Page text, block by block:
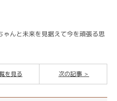
ゃんと未来を見据えて今を頑張る思
次の記事
を見る